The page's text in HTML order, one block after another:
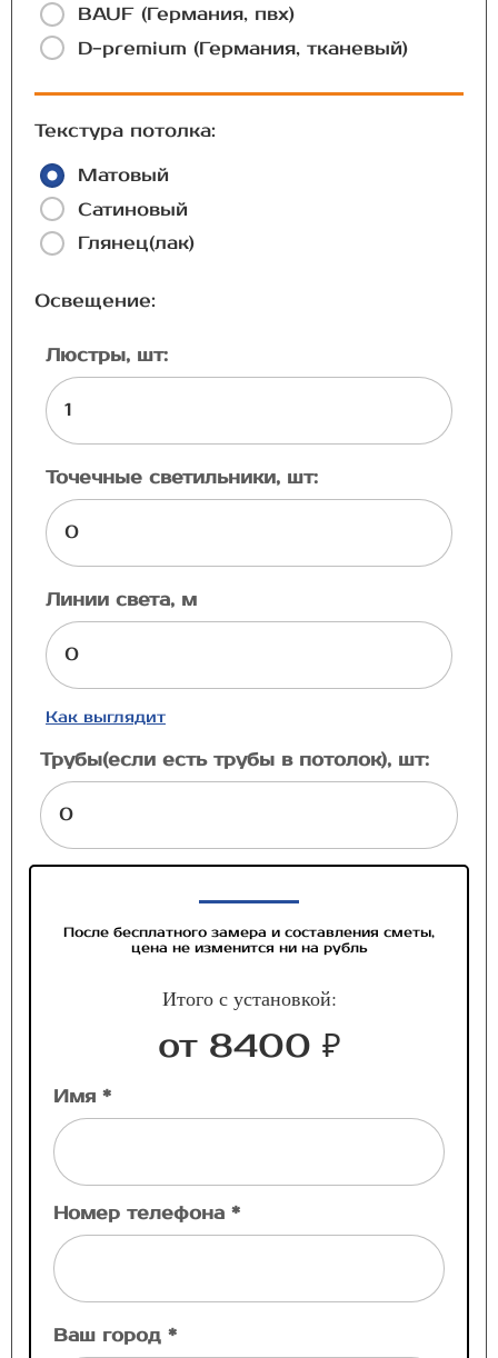
BAUF (Германия, пвх)
D-premium (Германия, тканевый)
Текстура потолка:
Матовый
Сатиновый
Глянец(лак)
Освещение:
Люстры, шт:
Точечные светильники, шт:
Линии света, м
Как выглядит
Трубы(если есть трубы в потолок), шт:
После бесплатного замера и составления сметы,
цена не изменится ни на рубль
Итого с установкой:
от 8400 ₽
Имя *
Номер телефона *
Ваш город *